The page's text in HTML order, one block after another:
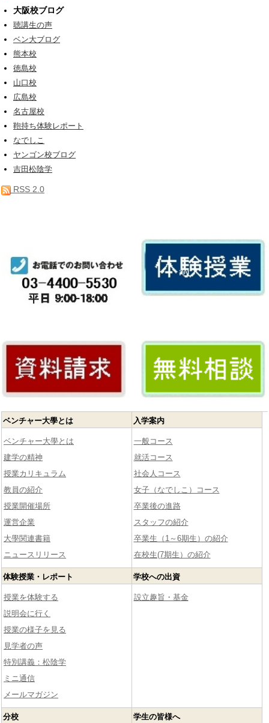
大阪校ブログ
聴講生の声
ベン大ブログ
熊本校
徳島校
山口校
広島校
名古屋校
鞄持ち体験レポート
なでしこ
ヤンゴン校ブログ
吉田松陰学
RSS 2.0
ベンチャー大學とは
ベンチャー大學とは
建学の精神
授業カリキュラム
教員の紹介
授業開催場所
運営企業
大學関連書籍
ニュースリリース
入学案内
一般コース
就活コース
社会人コース
女子（なでしこ）コース
卒業後の進路
スタッフの紹介
卒業生（1～6期生）の紹介
在校生(7期生）の紹介
体験授業・レポート
授業を体験する
説明会に行く
授業の様子を見る
見学者の声
特別講義：松陰学
ミニ通信
メールマガジン
学校への出資
設立趣旨・基金
分校 学生の皆様へ